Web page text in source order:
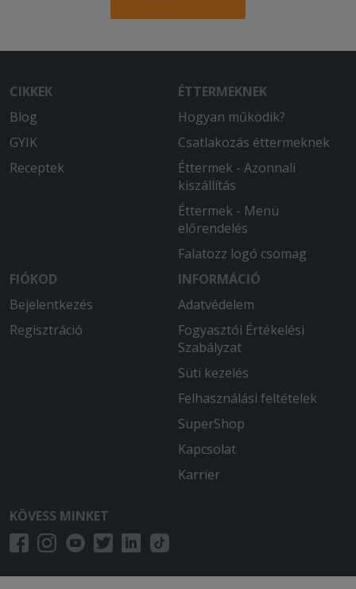
2025-08-07 - Réka:
Nagyon finom volt!
tetején sajt, szomorú vagyok, pedig
nagyon sokszor rendelek, és nagyon
2025-07-05 - József:
CIKKEK
Blog
GYIK
Receptek
ÉTTERMEKNEK
Hogyan működik?
Csatlakozás éttermeknek
Éttermek - Azonnali
kiszállítás
Éttermek - Menü
előrendelés
Falatozz logó csomag
FIÓKOD
Bejelentkezés
Regisztráció
INFORMÁCIÓ
Adatvédelem
Fogyasztói Értékelési
Szabályzat
Süti kezelés
Felhasználási feltételek
SuperShop
Kapcsolat
Karrier
KÖVESS MINKET